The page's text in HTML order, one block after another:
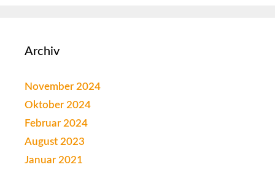
Archiv
November 2024
Oktober 2024
Februar 2024
August 2023
Januar 2021